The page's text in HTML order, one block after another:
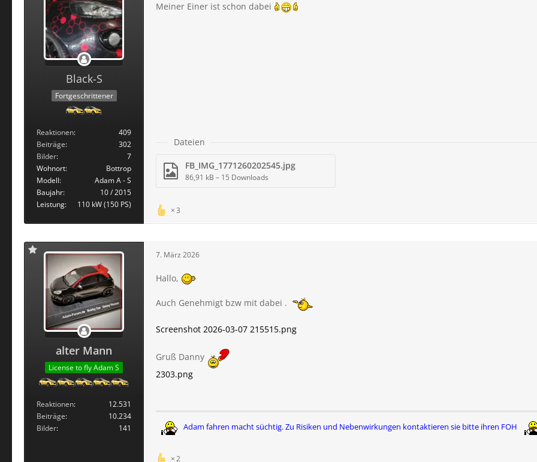
Black-S
Fortgeschrittener
Reaktionen
409
Beiträge
302
Bilder
7
Wohnort
Bottrop
Modell
Adam A - S
Baujahr
10 / 2015
Leistung
110 kW (150 PS)
Meiner Einer ist schon dabei
Dateien
FB_IMG_1771260202545.jpg
86,91 kB – 15 Downloads
3
alter Mann
License to fly Adam S
Reaktionen
12.531
Beiträge
10.234
Bilder
141
7. März 2026
Hallo,
Auch Genehmigt bzw mit dabei .
Screenshot 2026-03-07 215515.png
Gruß Danny
2303.png
Adam fahren macht süchtig. Zu Risiken und Nebenwirkungen kontaktieren sie bitte ihren FOH
2